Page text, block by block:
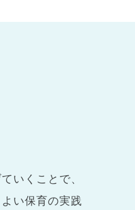
いくことで、
い保育の実践